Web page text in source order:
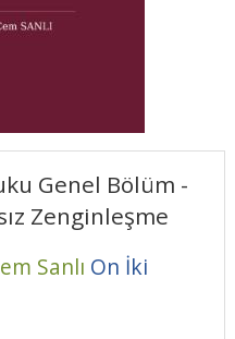
Genel Bölüm -
Zenginleşme
Sanlı On İki